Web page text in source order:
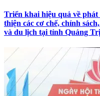
Triển khai hiệu quả về
thiện các cơ chế, chính
và du lịch tại tỉnh Quảng Trị